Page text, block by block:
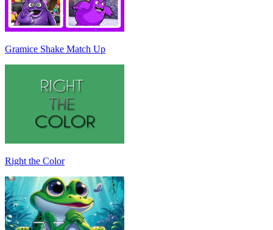
Gramice Shake Match Up
Right the Color